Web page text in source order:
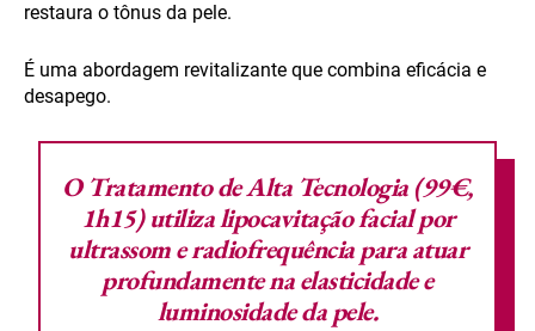
restaura o tônus da pele.
É uma abordagem revitalizante que combina eficácia e
desapego.
O Tratamento de Alta Tecnologia (99€,
1h15) utilizalipocavitação facialpor
ultrassom e radiofrequência para atuar
profundamente na elasticidade e
luminosidade da pele.